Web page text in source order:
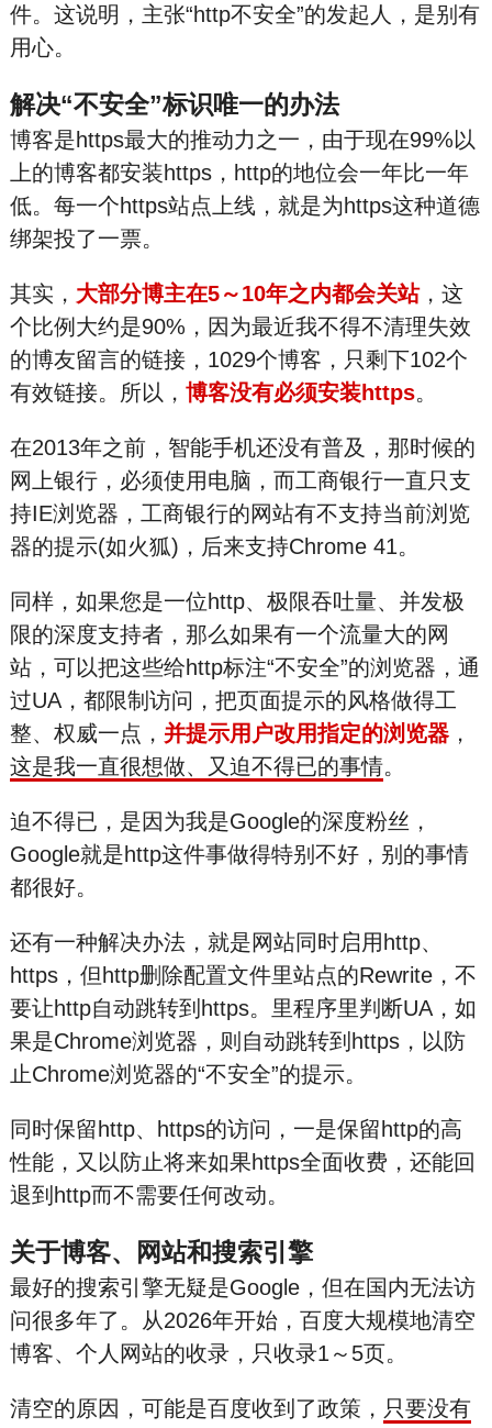
件。这说明，主张“http不安全”的发起人，是别有
用心。
解决“不安全”标识唯一的办法
博客是https最大的推动力之一，由于现在99%以
上的博客都安装https，http的地位会一年比一年
低。每一个https站点上线，就是为https这种道德
绑架投了一票。
其实， 大部分博主在5～10年之内都会关站，这
个比例大约是90%，因为最近我不得不清理失效
的博友留言的链接，1029个博客，只剩下102个
有效链接。所以， 博客没有必须安装https。
在2013年之前，智能手机还没有普及，那时候的
网上银行，必须使用电脑，而工商银行一直只支
持IE浏览器，工商银行的网站有不支持当前浏览
器的提示(如火狐)，后来支持Chrome 41。
同样，如果您是一位http、极限吞吐量、并发极
限的深度支持者，那么如果有一个流量大的网
站，可以把这些给http标注“不安全”的浏览器，通
过UA，都限制访问，把页面提示的风格做得工
整、权威一点， 并提示用户改用指定的浏览器，
这是我一直很想做、又迫不得已的事情。
迫不得已，是因为我是Google的深度粉丝，
Google就是http这件事做得特别不好，别的事情
都很好。
还有一种解决办法，就是网站同时启用http、
https，但http删除配置文件里站点的Rewrite，不
要让http自动跳转到https。里程序里判断UA，如
果是Chrome浏览器，则自动跳转到https，以防
止Chrome浏览器的“不安全”的提示。
同时保留http、https的访问，一是保留http的高
性能，又以防止将来如果https全面收费，还能回
退到http而不需要任何改动。
关于博客、网站和搜索引擎
最好的搜索引擎无疑是Google，但在国内无法访
问很多年了。从2026年开始，百度大规模地清空
博客、个人网站的收录，只收录1～5页。
清空的原因，可能是百度收到了政策， 只要没有